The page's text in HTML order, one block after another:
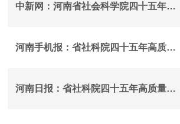
中新网：河南省社会科学院四十五年高质量发展座谈会在郑州举办
河南手机报：省社科院四十五年高质量发展座谈会举办
河南日报：省社科院四十五年高质量发展座谈会举行